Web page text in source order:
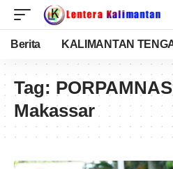
Berita KALIMANTAN
Tag:
Makassar